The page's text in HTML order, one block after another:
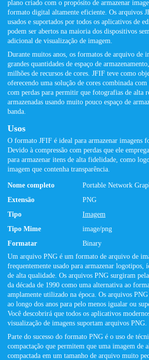
plano criado com o propósito de armazenar
formato digital altamente eficiente. Os arquivos
usados ​​e suportados por todos os aplicativos de
podem ser abertos na maioria dos dispositivos
adicional de visualização de imagem.
Durante muitos anos, os formatos de arquivo de
grandes quantidades de espaço de
milhões de recursos de cores. JFIF teve como
oferecendo uma solução de cores combinada com
com perdas para permitir que fotografias de alta
armazenadas usando muito pouco espaço de
banda.
Usos
O formato JFIF é ideal para armazenar imagens
Devido à compressão com perdas que ele
para armazenar itens de alta fidelidade, como
imagem que contenha transparência.
Nome completo
Portable Network
Extensão
PNG
Tipo
Imagem
Tipo Mime
image/png
Formatar
Binary
Um arquivo PNG é um formato de arquivo de
frequentemente usado para armazenar logotipos,
de alta qualidade. Os arquivos PNG surgiram
da década de 1990 como uma alternativa ao
amplamente utilizado na época. Os arquivos
ao longo dos anos para pelo menos igualar ou
Você descobrirá que todos os aplicativos
visualização de imagens suportam arquivos PNG.
Parte do sucesso do formato PNG é o uso de
compactação que permitem que uma imagem de
compactada em um tamanho de arquivo muito